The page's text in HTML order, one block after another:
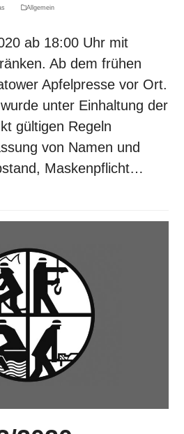
Allgemein
ab 18:00 Uhr mit
Ab dem frühen
Apfelpresse vor Ort.
unter Einhaltung der
gültigen Regeln
von Namen und
Maskenpflicht…